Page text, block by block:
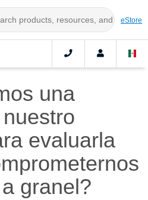
eStore
una
evaluarla
granel?